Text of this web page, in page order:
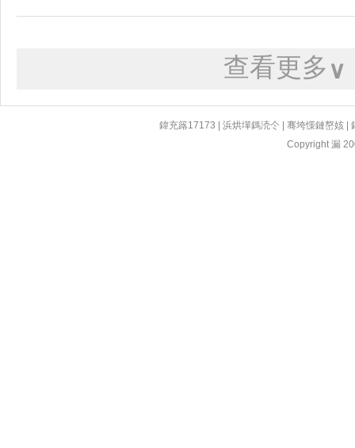
查看更多 ∨
鍏充簬17173 |浜烘墠鎷涜仒 |骞垮憡鏈嶅姟 |
Copyright 漏